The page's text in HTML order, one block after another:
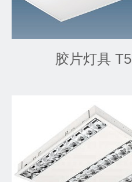
胶片灯具 T5